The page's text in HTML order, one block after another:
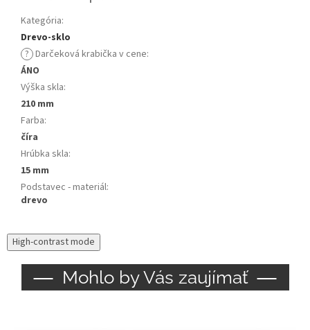
Kategória:
Drevo-sklo
? Darčeková krabička v cene:
ÁNO
Výška skla:
210 mm
Farba:
číra
Hrúbka skla:
15 mm
Podstavec - materiál:
drevo
High-contrast mode
Mohlo by Vás zaujímať